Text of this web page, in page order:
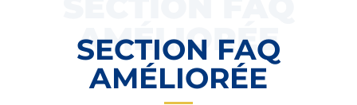
AMÉLIORÉE
SECTION FAQ
AMÉLIORÉE